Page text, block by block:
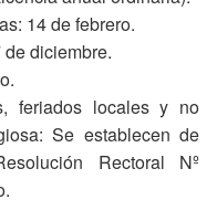
14 de febrero.
diciembre.
feriados locales y no
Se establecen de
Rectoral Nº